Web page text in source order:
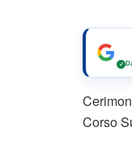
✓
Corso